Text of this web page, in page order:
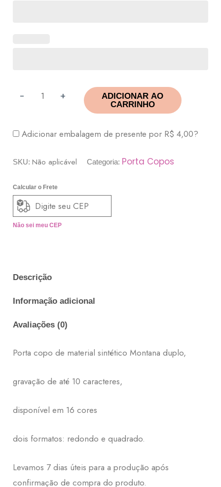
- +
ADICIONAR AO
CARRINHO
Adicionar embalagem de presente por R$ 4,00?
SKU:Não aplicável Categoria: Porta Copos
Calcular o Frete
Não sei meu CEP
Descrição
Informação adicional
Avaliações (0)
Porta copo de material sintético Montana duplo,
gravação de até 10 caracteres,
disponível em 16 cores
dois formatos: redondo e quadrado.
Levamos 7 dias úteis para a produção após
confirmação de compra do produto.